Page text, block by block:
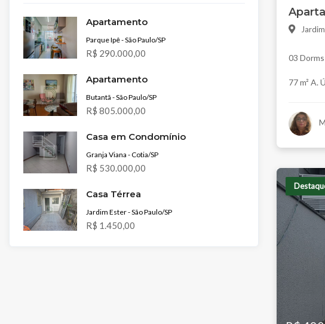
Apartamento
Parque Ipê - São Paulo/SP
R$ 290.000,00
Apartamento
Butantã - São Paulo/SP
R$ 805.000,00
Casa em Condomínio
Granja Viana - Cotia/SP
R$ 530.000,00
Casa Térrea
Jardim Ester - São Paulo/SP
R$ 1.450,00
03 Dorms
77 m² A.